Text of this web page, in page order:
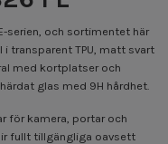
serien, och sortimentet här
transparent TPU, matt svart
med kortplatser och
glas med 9H hårdhet.
för kamera, portar och
fullt tillgängliga oavsett